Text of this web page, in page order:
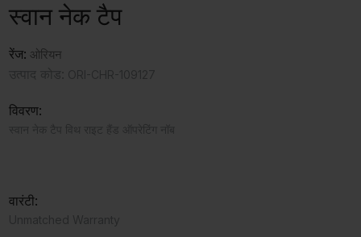
स्वान नेक टैप
रेंज: ओरियन
विवरण:
वारंटी: